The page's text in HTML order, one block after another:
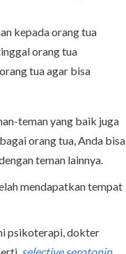
kepada orang tua
orang tua
tua agar bisa
teman yang baik juga
orang tua, Anda bisa
teman lainnya.
mendapatkan tempat
psikoterapi, dokter